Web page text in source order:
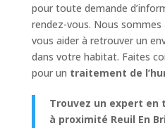
pour toute demande
rendez-vous. Nous
vous aider à retrouver un
dans votre habitat. Faites
pour un traitement de
Trouvez un expert en
à proximité Reuil En